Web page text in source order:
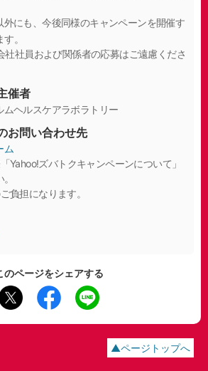
外にも、今後同様のキャンペーンを開催す
。
社社員および関係者の応募はご遠慮くださ
催者
ムヘルスケアラボラトリー
お問い合わせ先
ム
Yahoo!ズバトクキャンペーンについて」
負担になります。
のページをシェアする
ページトップへ